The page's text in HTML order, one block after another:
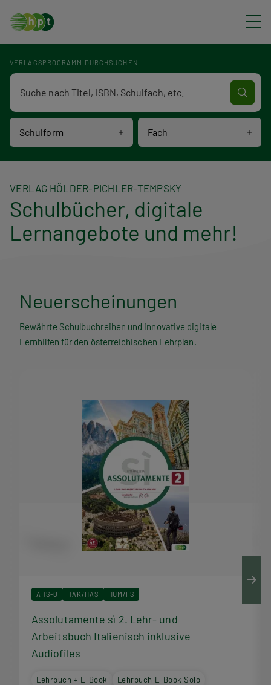
VERLAGSPROGRAMM DURCHSUCHEN
Schulform Fach
Verlagsprogramm Volltextsuche
VERLAG HÖLDER-PICHLER-TEMPSKY
Schulbücher, digitale
Lernangebote und mehr!
Neuerscheinungen
Bewährte Schulbuchreihen und innovative digitale
Lernhilfen für den österreichischen Lehrplan.
AHS-O HAK/HAS HUM/FS
Assolutamente sì 2. Lehr- und
Arbeitsbuch Italienisch inklusive
Audiofiles
Lehrbuch + E-Book Lehrbuch E-Book Solo